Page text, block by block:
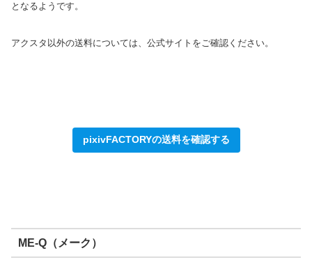
となるようです。
アクスタ以外の送料については、公式サイトをご確認ください。
pixivFACTORYの送料を確認する
ME-Q（メーク）